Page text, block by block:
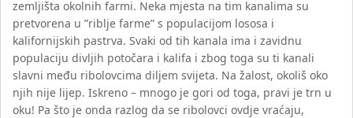
zemljišta okolnih farmi. Neka mjesta na tim kanalima su
pretvorena u ”riblje farme” s populacijom lososa i
kalifornijskih pastrva. Svaki od tih kanala ima i zavidnu
populaciju divljih potočara i kalifa i zbog toga su ti kanali
slavni među ribolovcima diljem svijeta. Na žalost, okoliš oko
njih nije lijep. Iskreno – mnogo je gori od toga, pravi je trn u
oku! Pa što je onda razlog da se ribolovci ovdje vraćaju,